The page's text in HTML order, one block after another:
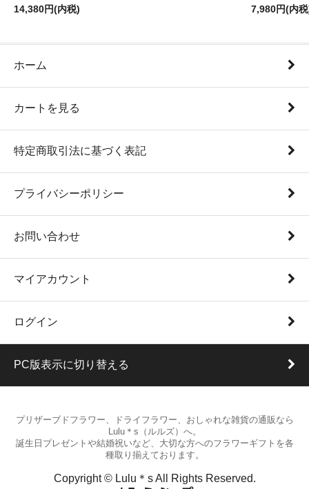
14,380円(内税)
7,980円(内
ホーム
カートを見る
特定商取引法に基づく表記
プライバシーポリシー
お問い合わせ
マイアカウント
ログイン
PC版表示に切り替える
プリザーブドフラワー、ドライフラワー、おしゃれな雑貨の通販なら
Lulu＊s（ルルズ）へ。
誕生日プレゼントや結婚祝いなど、大切な方へのフラワーギフトを各
種取り揃えております。
Copyright © Lulu＊s All Rights Reserved.